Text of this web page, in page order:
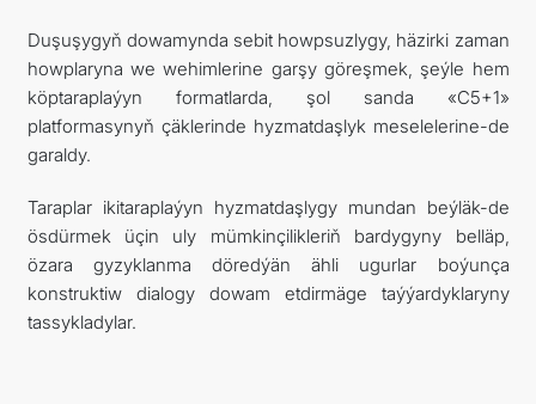
Duşuşygyň dowamynda sebit howpsuzlygy, häzirki zaman
howplaryna we wehimlerine garşy göreşmek, şeýle hem
köptaraplaýyn formatlarda, şol sanda «C5+1»
platformasynyň çäklerinde hyzmatdaşlyk meselelerine-de
garaldy.
Taraplar ikitaraplaýyn hyzmatdaşlygy mundan beýläk-de
ösdürmek üçin uly mümkinçilikleriň bardygyny belläp,
özara gyzyklanma döredýän ähli ugurlar boýunça
konstruktiw dialogy dowam etdirmäge taýýardyklaryny
tassykladylar.